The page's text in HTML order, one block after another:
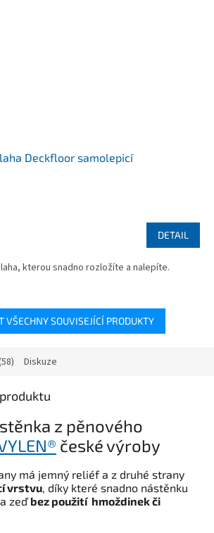
Deckfloor samolepicí
DETAIL
kterou snadno rozložíte a nalepíte.
VŠECHNY SOUVISEJÍCÍ PRODUKTY
Diskuze
z pěnového
české výroby
má jemný reliéf a z druhé strany
vrstvu, díky které snadno nástěnku
zeď bez použití hmoždinek či